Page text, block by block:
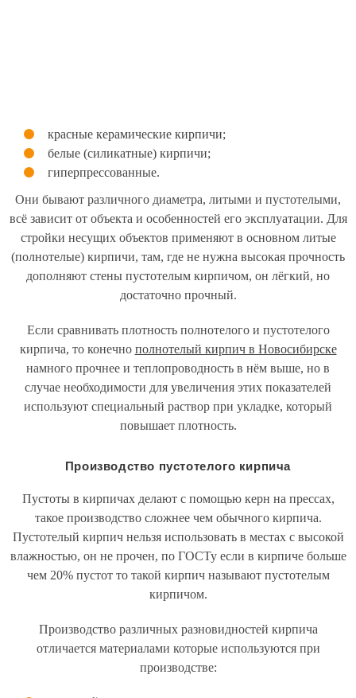
красные керамические кирпичи;
белые (силикатные) кирпичи;
гиперпрессованные.
Они бывают различного диаметра, литыми и пустотелыми,
всё зависит от объекта и особенностей его эксплуатации. Для
стройки несущих объектов применяют в основном литые
(полнотелые) кирпичи, там, где не нужна высокая прочность
дополняют стены пустотелым кирпичом, он лёгкий, но
достаточно прочный.
Если сравнивать плотность полнотелого и пустотелого
кирпича, то конечно полнотелый кирпич в Новосибирске
намного прочнее и теплопроводность в нём выше, но в
случае необходимости для увеличения этих показателей
используют специальный раствор при укладке, который
повышает плотность.
Производство пустотелого кирпича
Пустоты в кирпичах делают с помощью керн на прессах,
такое производство сложнее чем обычного кирпича.
Пустотелый кирпич нельзя использовать в местах с высокой
влажностью, он не прочен, по ГОСТу если в кирпиче больше
чем 20% пустот то такой кирпич называют пустотелым
кирпичом.
Производство различных разновидностей кирпича
отличается материалами которые используются при
производстве: